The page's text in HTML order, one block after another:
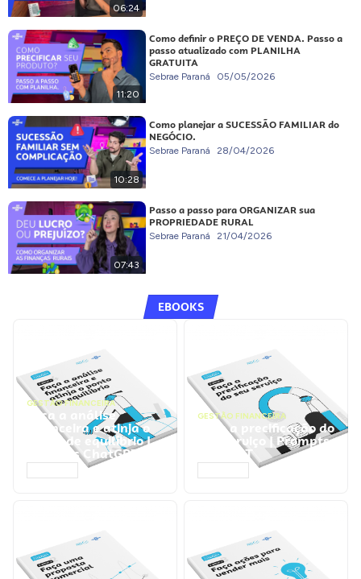
06:24
11:20
Como definir o PREÇO DE VENDA. Passo a
passo atualizado com PLANILHA
GRATUITA
Sebrae Paraná 05/05/2026
10:28
Como planejar a SUCESSÃO FAMILIAR do
NEGÓCIO.
Sebrae Paraná 28/04/2026
07:43
Passo a passo para ORGANIZAR sua
PROPRIEDADE RURAL
Sebrae Paraná 21/04/2026
EBOOKS
GESTÃO FINANCEIRA
Faça a análise
financeira e atinja o
ponto de equilíbrio |
Prompts ChatGPT
GESTÃO FINANCEIRA
Faça a precificação do
seu serviço | Prompts
ChatGPT